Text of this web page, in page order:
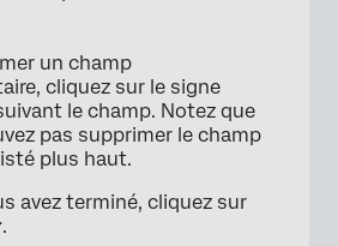
un champ
cliquez sur le signe
le champ. Notez que
pas supprimer le champ
plus haut.
avez terminé, cliquez sur
.